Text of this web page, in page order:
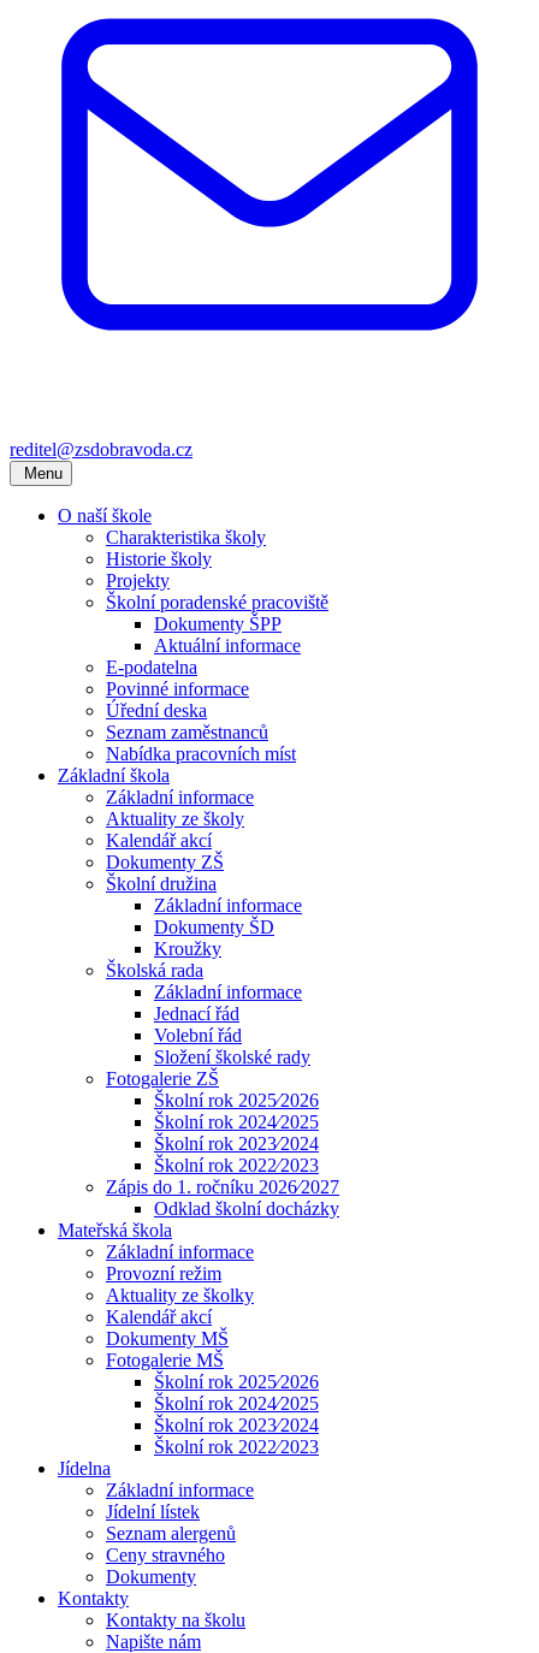
reditel@zsdobravoda.cz
Menu
O naší škole
Charakteristika školy
Historie školy
Projekty
Školní poradenské pracoviště
Dokumenty ŠPP
Aktuální informace
E-podatelna
Povinné informace
Úřední deska
Seznam zaměstnanců
Nabídka pracovních míst
Základní škola
Základní informace
Aktuality ze školy
Kalendář akcí
Dokumenty ZŠ
Školní družina
Základní informace
Dokumenty ŠD
Kroužky
Školská rada
Základní informace
Jednací řád
Volební řád
Složení školské rady
Fotogalerie ZŠ
Školní rok 2025⁄2026
Školní rok 2024⁄2025
Školní rok 2023⁄2024
Školní rok 2022⁄2023
Zápis do 1. ročníku 2026⁄2027
Odklad školní docházky
Mateřská škola
Základní informace
Provozní režim
Aktuality ze školky
Kalendář akcí
Dokumenty MŠ
Fotogalerie MŠ
Školní rok 2025⁄2026
Školní rok 2024⁄2025
Školní rok 2023⁄2024
Školní rok 2022⁄2023
Jídelna
Základní informace
Jídelní lístek
Seznam alergenů
Ceny stravného
Dokumenty
Kontakty
Kontakty na školu
Napište nám